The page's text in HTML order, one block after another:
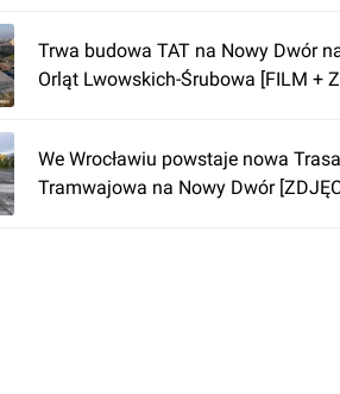
Trwa budowa TAT na Nowy Dwór
Orląt Lwowskich-Śrubowa [FILM +
We Wrocławiu powstaje nowa
Tramwajowa na Nowy Dwór